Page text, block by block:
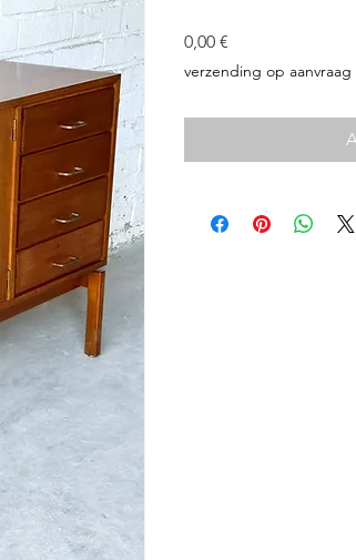
0,00 €
verzending op aanvraag